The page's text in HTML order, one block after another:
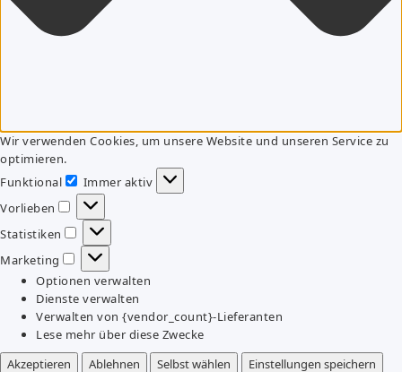
Wir verwenden Cookies, um unsere Website und unseren Service zu
optimieren.
Funktional
Funktional
Immer aktiv
Vorlieben
Vorlieben
Statistiken
Statistiken
Marketing
Marketing
Optionen verwalten
Dienste verwalten
Verwalten von {vendor_count}-Lieferanten
Lese mehr über diese Zwecke
Akzeptieren
Ablehnen Selbst wählen
Einstellungen speichern